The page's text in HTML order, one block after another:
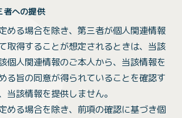
者への提供
める場合を除き、第三者が個人関連情報
取得することが想定されるときは、当該
個人関連情報のご本人から、当該情報を
る旨の同意が得られていることを確認す
当該情報を提供しません。
める場合を除き、前項の確認に基づき個